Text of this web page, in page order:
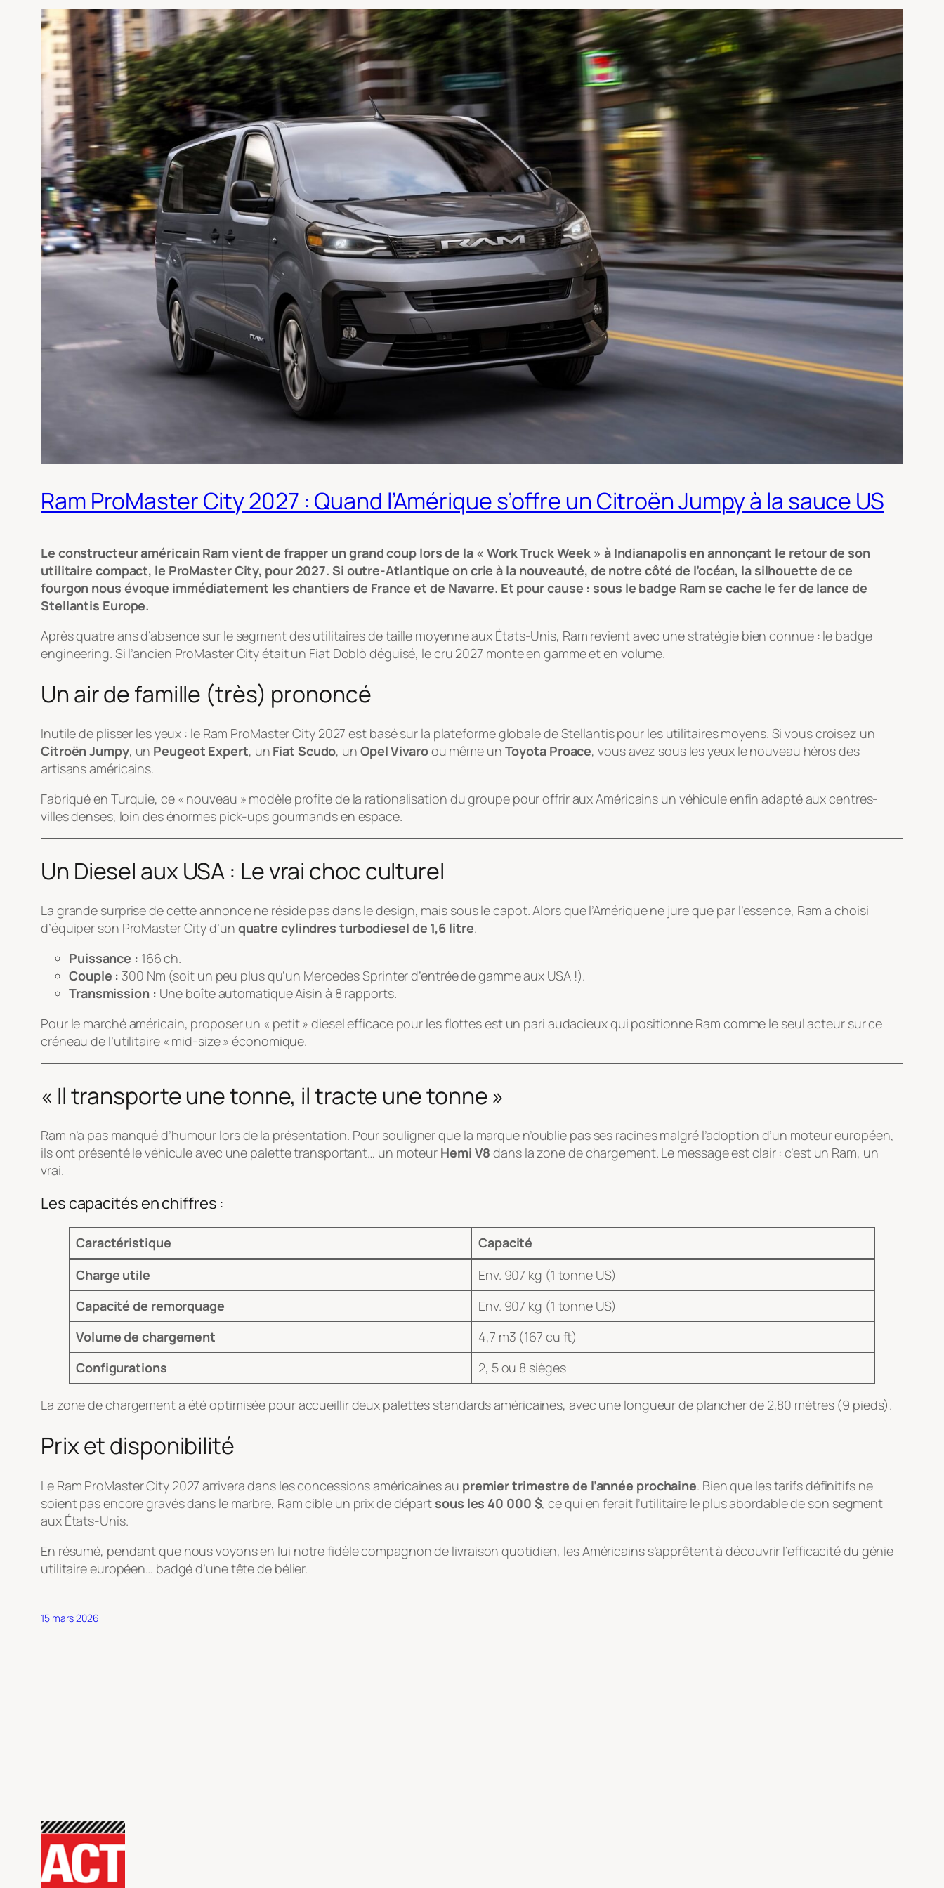
Ram ProMaster City 2027 : Quand l’Amérique s’offre un Citroën Jumpy à la sauce US
Le constructeur américain Ram vient de frapper un grand coup lors de la « Work Truck Week » à Indianapolis en annonçant le retour de son
utilitaire compact, le ProMaster City, pour 2027. Si outre-Atlantique on crie à la nouveauté, de notre côté de l’océan, la silhouette de ce
fourgon nous évoque immédiatement les chantiers de France et de Navarre. Et pour cause : sous le badge Ram se cache le fer de lance de
Stellantis Europe.
Après quatre ans d’absence sur le segment des utilitaires de taille moyenne aux États-Unis, Ram revient avec une stratégie bien connue : le badge
engineering. Si l’ancien ProMaster City était un Fiat Doblò déguisé, le cru 2027 monte en gamme et en volume.
Un air de famille (très) prononcé
Inutile de plisser les yeux : le Ram ProMaster City 2027 est basé sur la plateforme globale de Stellantis pour les utilitaires moyens. Si vous croisez un
Citroën Jumpy, un Peugeot Expert, un Fiat Scudo, un Opel Vivaroou même un Toyota Proace, vous avez sous les yeux le nouveau héros des
artisans américains.
Fabriqué en Turquie, ce « nouveau » modèle profite de la rationalisation du groupe pour offrir aux Américains un véhicule enfin adapté aux centres-
villes denses, loin des énormes pick-ups gourmands en espace.
Un Diesel aux USA : Le vrai choc culturel
La grande surprise de cette annonce ne réside pas dans le design, mais sous le capot. Alors que l’Amérique ne jure que par l’essence, Ram a choisi
d’équiper son ProMaster City d’un quatre cylindres turbodiesel de 1,6 litre.
Puissance : 166 ch.
Couple : 300 Nm (soit un peu plus qu’un Mercedes Sprinter d’entrée de gamme aux USA !).
Transmission : Une boîte automatique Aisin à 8 rapports.
Pour le marché américain, proposer un « petit » diesel efficace pour les flottes est un pari audacieux qui positionne Ram comme le seul acteur sur ce
créneau de l’utilitaire « mid-size » économique.
« Il transporte une tonne, il tracte une tonne »
Ram n’a pas manqué d’humour lors de la présentation. Pour souligner que la marque n’oublie pas ses racines malgré l’adoption d’un moteur européen,
ils ont présenté le véhicule avec une palette transportant… un moteur Hemi V8 dans la zone de chargement. Le message est clair : c’est un Ram, un
vrai.
Les capacités en chiffres :
Caractéristique
Capacité
Charge utile
Env. 907 kg (1 tonne US)
Capacité de remorquage
Env. 907 kg (1 tonne US)
Volume de chargement
4,7 m3 (167 cu ft)
Configurations
2, 5 ou 8 sièges
La zone de chargement a été optimisée pour accueillir deux palettes standards américaines, avec une longueur de plancher de 2,80 mètres (9 pieds).
Prix et disponibilité
Le Ram ProMaster City 2027 arrivera dans les concessions américaines au premier trimestre de l’année prochaine. Bien que les tarifs définitifs ne
soient pas encore gravés dans le marbre, Ram cible un prix de départ sous les 40 000 $, ce qui en ferait l’utilitaire le plus abordable de son segment
aux États-Unis.
En résumé, pendant que nous voyons en lui notre fidèle compagnon de livraison quotidien, les Américains s’apprêtent à découvrir l’efficacité du génie
utilitaire européen… badgé d’une tête de bélier.
15 mars 2026